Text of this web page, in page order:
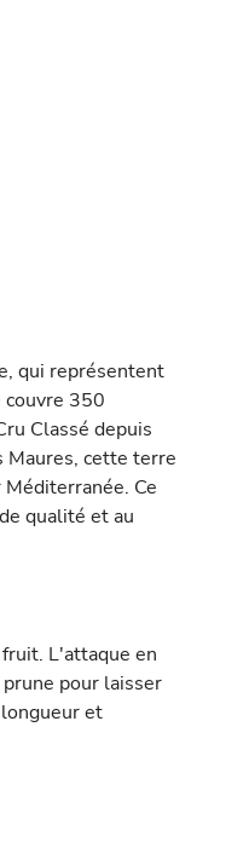
qui représentent
couvre 350
Classé depuis
Maures, cette terre
Ce
qualité et au
L'attaque en
pour laisser
et